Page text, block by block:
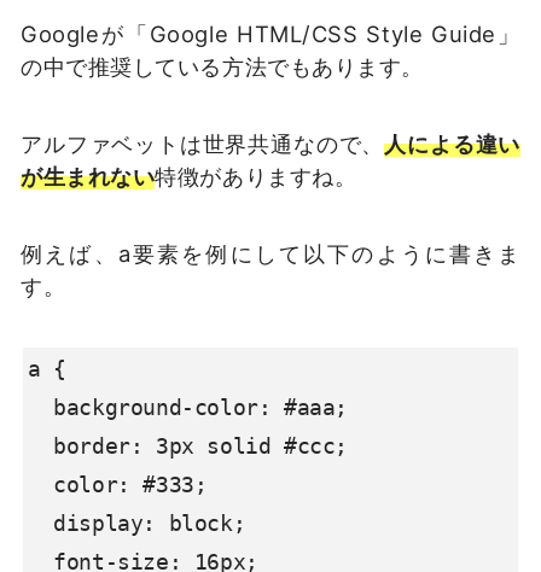
Googleが「Google HTML/CSS Style Guide」
の中で推奨している方法でもあります。
アルファベットは世界共通なので、人による違い
が生まれない特徴がありますね。
例えば、a要素を例にして以下のように書きま
す。
a {